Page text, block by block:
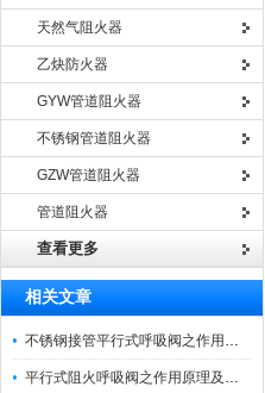
天然气阻火器
乙炔防火器
GYW管道阻火器
不锈钢管道阻火器
GZW管道阻火器
管道阻火器
查看更多
相关文章
不锈钢接管平行式呼吸阀之作用原理与维护保养
平行式阻火呼吸阀之作用原理及适用范围